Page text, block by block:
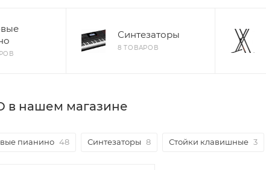
Синтезаторы
8 ТОВАРОВ
в нашем магазине
пианино 48 Синтезаторы 8 Стойки клавишные 3